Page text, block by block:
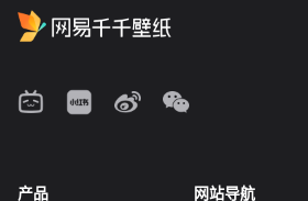
产品 网站导航